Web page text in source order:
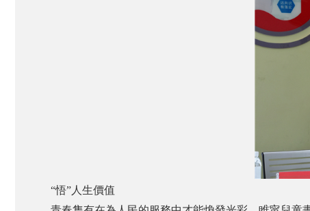
“悟”人生價值